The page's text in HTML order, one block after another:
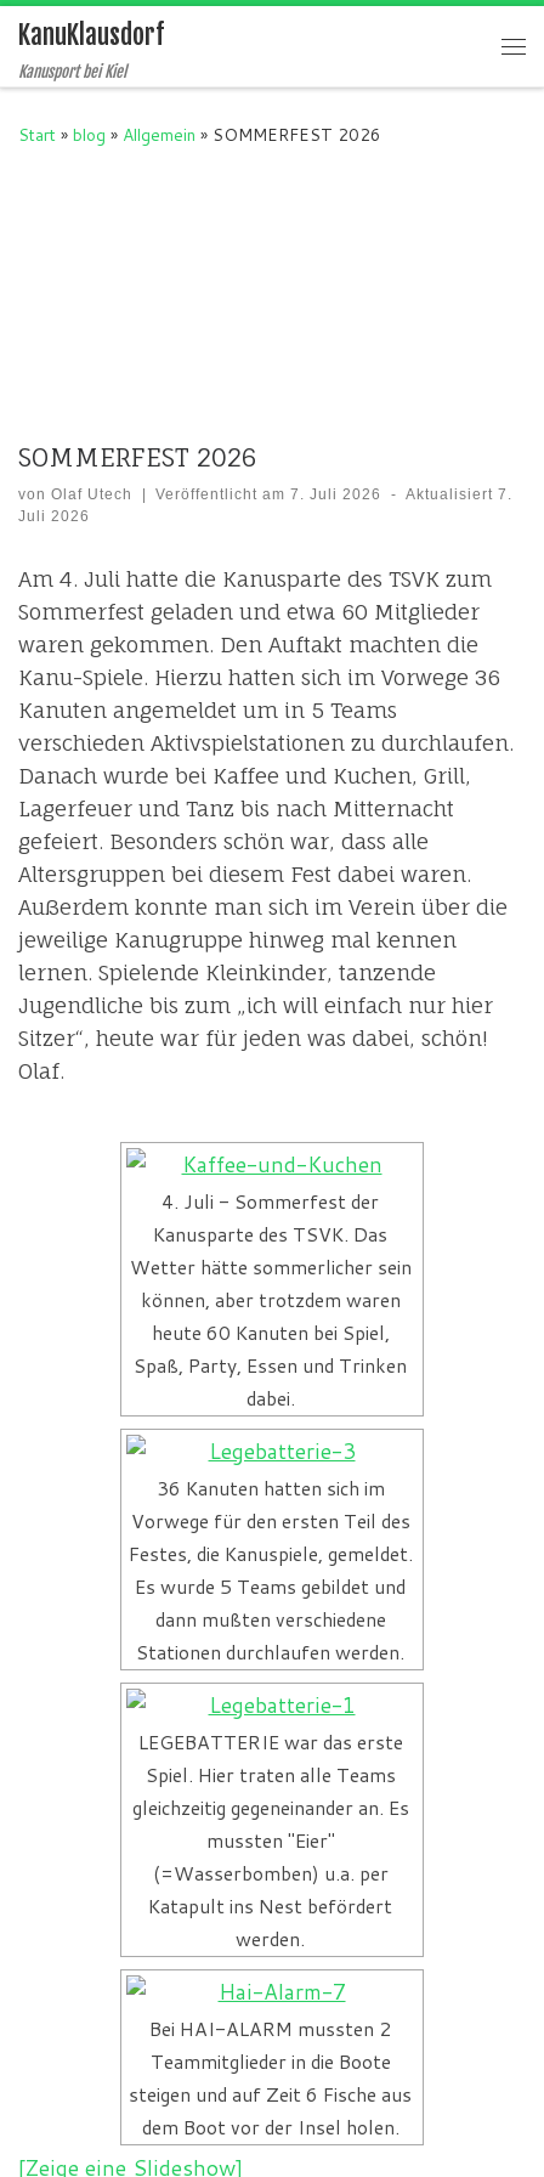
Zum Inhalt springen
KanuKlausdorf
Kanusport bei Kiel
Start » blog » Allgemein » SOMMERFEST 2026
SOMMERFEST 2026
von Olaf Utech Veröffentlicht am7. Juli 2026 - Aktualisiert7.
Juli 2026
Am 4. Juli hatte die Kanusparte des TSVK zum
Sommerfest geladen und etwa 60 Mitglieder
waren gekommen. Den Auftakt machten die
Kanu-Spiele. Hierzu hatten sich im Vorwege 36
Kanuten angemeldet um in 5 Teams
verschieden Aktivspielstationen zu durchlaufen.
Danach wurde bei Kaffee und Kuchen, Grill,
Lagerfeuer und Tanz bis nach Mitternacht
gefeiert. Besonders schön war, dass alle
Altersgruppen bei diesem Fest dabei waren.
Außerdem konnte man sich im Verein über die
jeweilige Kanugruppe hinweg mal kennen
lernen. Spielende Kleinkinder, tanzende
Jugendliche bis zum „ich will einfach nur hier
Sitzer“, heute war für jeden was dabei, schön!
Olaf.
4. Juli - Sommerfest der
Kanusparte des TSVK. Das
Wetter hätte sommerlicher sein
können, aber trotzdem waren
heute 60 Kanuten bei Spiel,
Spaß, Party, Essen und Trinken
dabei.
36 Kanuten hatten sich im
Vorwege für den ersten Teil des
Festes, die Kanuspiele, gemeldet.
Es wurde 5 Teams gebildet und
dann mußten verschiedene
Stationen durchlaufen werden.
LEGEBATTERIE war das erste
Spiel. Hier traten alle Teams
gleichzeitig gegeneinander an. Es
mussten "Eier"
(=Wasserbomben) u.a. per
Katapult ins Nest befördert
werden.
Bei HAI-ALARM mussten 2
Teammitglieder in die Boote
steigen und auf Zeit 6 Fische aus
dem Boot vor der Insel holen.
[Zeige eine Slideshow]